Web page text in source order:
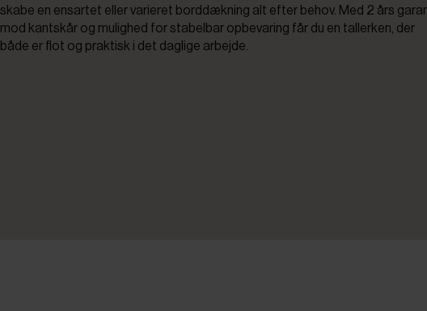
skabe en ensartet eller varieret borddækning alt efter behov. Med 2 års
mod kantskår og mulighed for stabelbar opbevaring får du en tallerken, der
både er flot og praktisk i det daglige arbejde.